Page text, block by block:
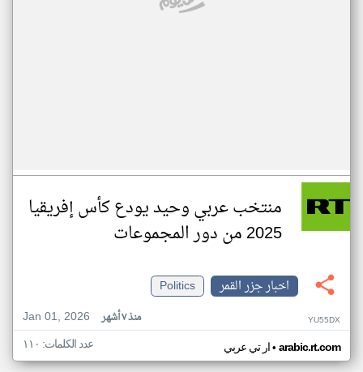
منتخب عربي وحيد يودع كأس إفريقيا
2025 من دور المجموعات
اخبار جزر القمر
Politics
Jan 01, 2026
منذ ٧ أشهر YU55DX
ار تي عربي• arabic.rt.com عدد الكلمات: ١١٠